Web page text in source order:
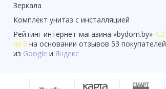
Зеркала
Комплект унитаз с инсталляцией
Рейтинг интернет-магазина «bydom.by» 4.2
из 5 на основании отзывов 53 покупателей
из Google и Яндекс